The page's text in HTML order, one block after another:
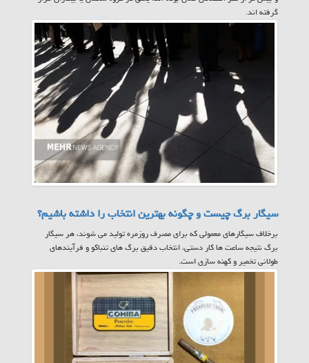
گرفته اند.
سیگار برگ چیست و چگونه بهترین انتخاب را داشته باشیم؟
برخلاف سیگارهای معمولی که برای مصرف روزمره تولید می شوند، هر سیگار
برگ نتیجه ساعت ها کار دستی، انتخاب دقیق برگ های تنباکو و فرآیندهای
طولانی تخمیر و کهنه سازی است.